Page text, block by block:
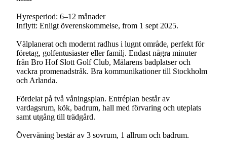
Hyresperiod: 6–12 månader
Inflytt: Enligt överenskommelse, from 1 sept 2025.
Välplanerat och modernt radhus i lugnt område, perfekt för
företag, golfentusiaster eller familj. Endast några minuter
från Bro Hof Slott Golf Club, Mälarens badplatser och
vackra promenadstråk. Bra kommunikationer till Stockholm
och Arlanda.
Fördelat på två våningsplan. Entréplan består av
vardagsrum, kök, badrum, hall med förvaring och uteplats
samt utgång till trädgård.
Övervåning består av 3 sovrum, 1 allrum och badrum.